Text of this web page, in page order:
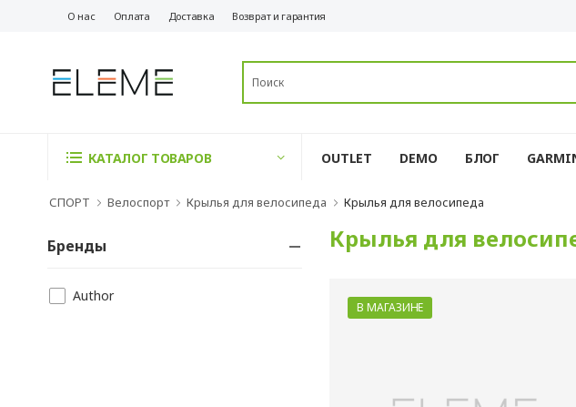
О нас Оплата Доставка Возврат и гарантия
КАТАЛОГ ТОВАРОВ OUTLET DEMO БЛОГ
СПОРТ Велоспорт Крылья для велосипеда Крылья для велосипеда
Бренды
Author
Крылья для
В МАГАЗИНЕ